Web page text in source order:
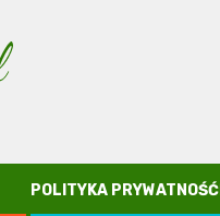
POLITYKA PRYWATNOŚĆI